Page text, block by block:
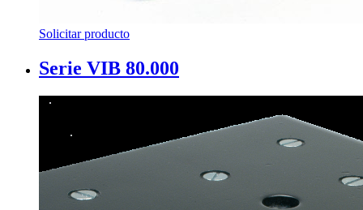
Solicitar producto
Serie VIB 80.000